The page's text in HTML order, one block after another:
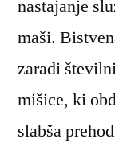
nastajanje
maši.
zaradi
mišice, ki
slabša